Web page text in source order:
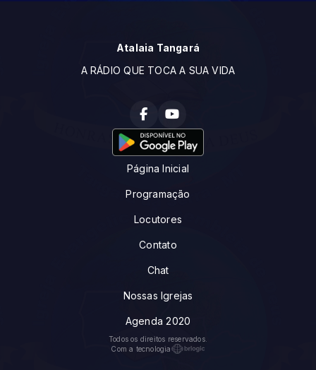
Atalaia Tangará
A RÁDIO QUE TOCA A SUA VIDA
Página Inicial
Programação
Locutores
Contato
Chat
Nossas Igrejas
Agenda 2020
Todos os direitos reservados.
Com a tecnologia